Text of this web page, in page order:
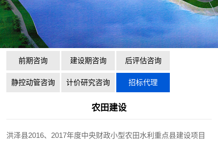
前期咨询 建设期咨询 后评估咨询
静控动管咨询 计价研究咨询 招标代理
农田建设
洪泽县2016、2017年度中央财政小型农田水利重点县建设项目